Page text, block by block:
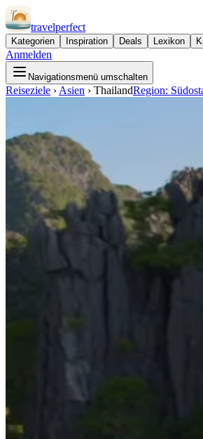
travelperfect
Kategorien Inspiration Deals Lexikon
Anmelden
Navigationsmenü umschalten
Reiseziele › Asien › ThailandRegion: